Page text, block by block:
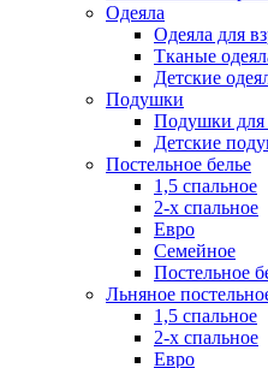
Одеяла
Одеяла для
Тканые
Детские
Подушки
Подушки для
Детские
Постельное белье
1,5 спальное
2-х спальное
Евро
Семейное
Постельное
Льняное
1,5 спальное
2-х спальное
Евро